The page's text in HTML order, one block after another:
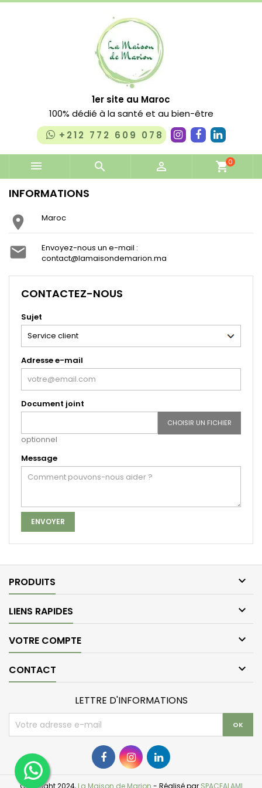
1er site au Maroc
100% dédié à la santé et au bien-être
+212 772 609 078
  shopping_cart0
INFORMATIONS
 Maroc

Envoyez-nous un e-mail :
contact@lamaisondemarion.ma
CONTACTEZ-NOUS
Sujet
Adresse e-mail
Document joint
CHOISIR UN FICHIER
optionnel
Message
PRODUITS 
LIENS RAPIDES 
VOTRE COMPTE 
CONTACT 
LETTRE D'INFORMATIONS
Copyright 2024, La Maison de Marion - Réalisé par SPACEALAMI